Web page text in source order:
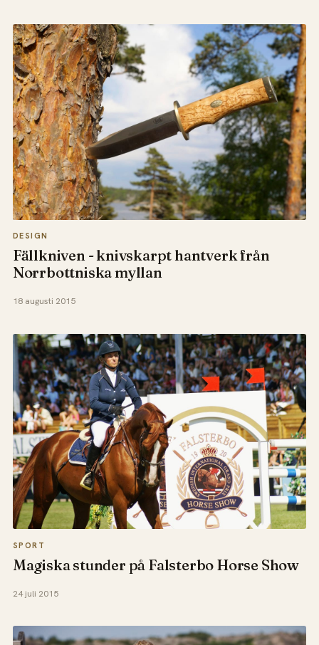
DESIGN
Fällkniven - knivskarpt hantverk från
Norrbottniska myllan
18 augusti 2015
SPORT
Magiska stunder på Falsterbo Horse Show
24 juli 2015